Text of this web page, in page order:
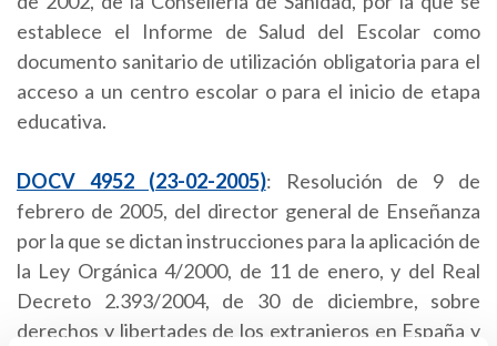
establece el Informe de Salud del Escolar como
documento sanitario de utilización obligatoria para el
acceso a un centro escolar o para el inicio de etapa
educativa.
DOCV 4952 (23-02-2005): Resolución de 9 de
febrero de 2005, del director general de Enseñanza
por la que se dictan instrucciones para la aplicación de
la Ley Orgánica 4/2000, de 11 de enero, y del Real
Decreto 2.393/2004, de 30 de diciembre, sobre
derechos y libertades de los extranjeros en España y